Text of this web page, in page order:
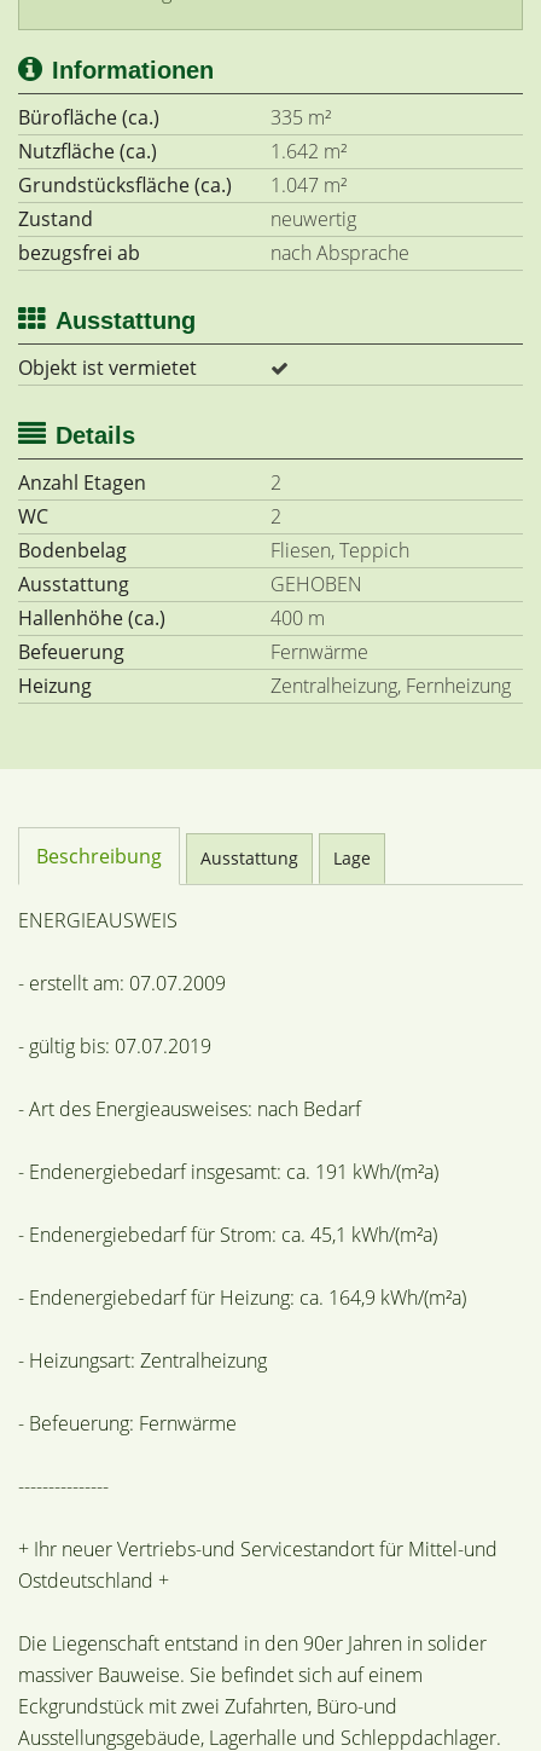
Informationen
Bürofläche (ca.)
335 m²
Nutzfläche (ca.)
1.642 m²
Grundstücksfläche (ca.)
1.047 m²
Zustand
neuwertig
bezugsfrei ab
nach Absprache
Ausstattung
Objekt ist vermietet
Details
Anzahl Etagen
2
WC
2
Bodenbelag
Fliesen, Teppich
Ausstattung
GEHOBEN
Hallenhöhe (ca.)
400 m
Befeuerung
Fernwärme
Heizung
Zentralheizung, Fernheizung
Beschreibung Ausstattung Lage
ENERGIEAUSWEIS
- erstellt am: 07.07.2009
- gültig bis: 07.07.2019
- Art des Energieausweises: nach Bedarf
- Endenergiebedarf insgesamt: ca. 191 kWh/(m²a)
- Endenergiebedarf für Strom: ca. 45,1 kWh/(m²a)
- Endenergiebedarf für Heizung: ca. 164,9 kWh/(m²a)
- Heizungsart: Zentralheizung
- Befeuerung: Fernwärme
---------------
+ Ihr neuer Vertriebs-und Servicestandort für Mittel-und
Ostdeutschland +
Die Liegenschaft entstand in den 90er Jahren in solider
massiver Bauweise. Sie befindet sich auf einem
Eckgrundstück mit zwei Zufahrten, Büro-und
Ausstellungsgebäude, Lagerhalle und Schleppdachlager.